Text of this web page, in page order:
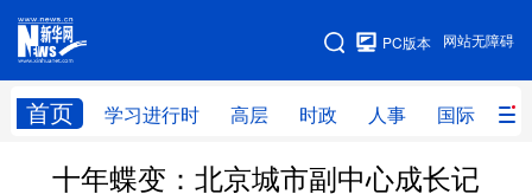
网站无障碍
PC版本
首页 学习进行时 高层 时政 人事 国际 财
网站地图
学习进行时 高层 时政 人事
十年蝶变：北京城市副中心成长记